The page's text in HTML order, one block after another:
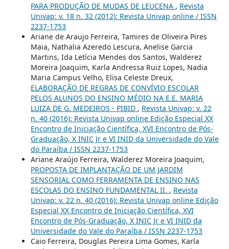
PARA PRODUÇÃO DE MUDAS DE LEUCENA , Revista
Univap: v. 18 n. 32 (2012): Revista Univap online / ISSN
2237-1753
Ariane de Araujo Ferreira, Tamires de Oliveira Pires
Maia, Nathalia Azeredo Lescura, Anelise Garcia
Martins, Ida Letícia Mendes dos Santos, Walderez
Moreira Joaquim, Karla Andressa Ruiz Lopes, Nadia
Maria Campus Velho, Elisa Celeste Dreux,
ELABORAÇÃO DE REGRAS DE CONVÍVIO ESCOLAR
PELOS ALUNOS DO ENSINO MÉDIO NA E.E. MARIA
LUIZA DE G. MEDEIROS - PIBID , Revista Univap: v. 22
n. 40 (2016): Revista Univap online Edição Especial XX
Encontro de Iniciação Científica, XVI Encontro de Pós-
Graduação, X INIC Jr e VI INID da Universidade do Vale
do Paraíba / ISSN 2237-1753
Ariane Araújo Ferreira, Walderez Moreira Joaquim,
PROPOSTA DE IMPLANTAÇÃO DE UM JARDIM
SENSORIAL COMO FERRAMENTA DE ENSINO NAS
ESCOLAS DO ENSINO FUNDAMENTAL II. , Revista
Univap: v. 22 n. 40 (2016): Revista Univap online Edição
Especial XX Encontro de Iniciação Científica, XVI
Encontro de Pós-Graduação, X INIC Jr e VI INID da
Universidade do Vale do Paraíba / ISSN 2237-1753
Caio Ferreira, Douglas Pereira Lima Gomes, Karla